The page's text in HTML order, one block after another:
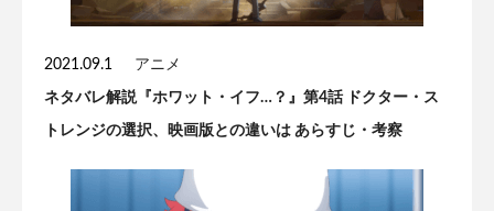
2021.09.1 アニメ
ネタバレ解説『ホワット・イフ…？』第4話 ドクター・ス
トレンジの選択、映画版との違いは あらすじ・考察